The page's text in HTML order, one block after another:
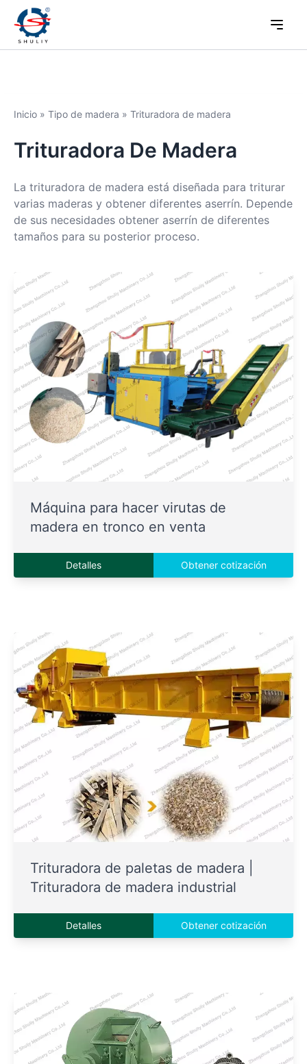
Inicio » Tipo de madera » Trituradora de madera
Trituradora De Madera
La trituradora de madera está diseñada para triturar
varias maderas y obtener diferentes aserrín. Depende
de sus necesidades obtener aserrín de diferentes
tamaños para su posterior proceso.
Máquina para hacer virutas de
madera en tronco en venta
Detalles Obtener cotización
Trituradora de paletas de madera |
Trituradora de madera industrial
Detalles Obtener cotización